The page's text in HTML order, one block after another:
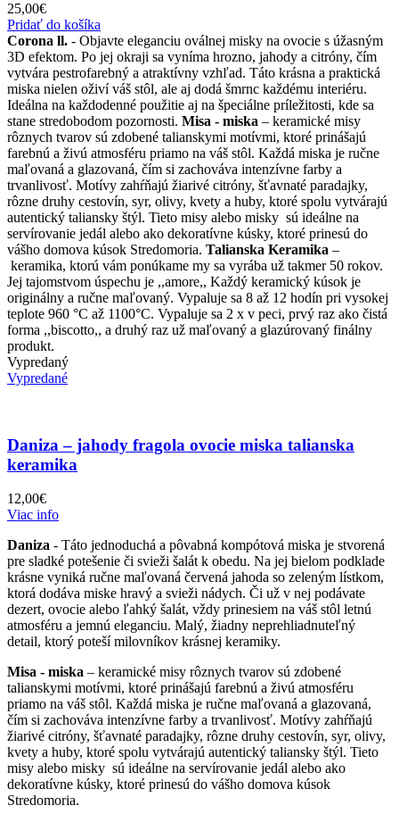
25,00€
Pridať do košíka
Corona ll. - Objavte eleganciu oválnej misky na ovocie s úžasným
3D efektom. Po jej okraji sa vyníma hrozno, jahody a citróny, čím
vytvára pestrofarebný a atraktívny vzhľad. Táto krásna a praktická
miska nielen oživí váš stôl, ale aj dodá šmrnc každému interiéru.
Ideálna na každodenné použitie aj na špeciálne príležitosti, kde sa
stane stredobodom pozornosti. Misa - miska – keramické misy
rôznych tvarov sú zdobené talianskymi motívmi, ktoré prinášajú
farebnú a živú atmosféru priamo na váš stôl. Každá miska je ručne
maľovaná a glazovaná, čím si zachováva intenzívne farby a
trvanlivosť. Motívy zahŕňajú žiarivé citróny, šťavnaté paradajky,
rôzne druhy cestovín, syr, olivy, kvety a huby, ktoré spolu vytvárajú
autentický taliansky štýl. Tieto misy alebo misky sú ideálne na
servírovanie jedál alebo ako dekoratívne kúsky, ktoré prinesú do
vášho domova kúsok Stredomoria. Talianska Keramika –
keramika, ktorú vám ponúkame my sa vyrába už takmer 50 rokov.
Jej tajomstvom úspechu je ,,amore,, Každý keramický kúsok je
originálny a ručne maľovaný. Vypaluje sa 8 až 12 hodín pri vysokej
teplote 960 °C až 1100°C. Vypaluje sa 2 x v peci, prvý raz ako čistá
forma ,,biscotto,, a druhý raz už maľovaný a glazúrovaný finálny
produkt.
Vypredaný
Vypredané
Daniza – jahody fragola ovocie miska talianska
keramika
12,00€
Viac info
Daniza - Táto jednoduchá a pôvabná kompótová miska je stvorená
pre sladké potešenie či svieži šalát k obedu. Na jej bielom podklade
krásne vyniká ručne maľovaná červená jahoda so zeleným lístkom,
ktorá dodáva miske hravý a svieži nádych. Či už v nej podávate
dezert, ovocie alebo ľahký šalát, vždy prinesiem na váš stôl letnú
atmosféru a jemnú eleganciu. Malý, žiadny neprehliadnuteľný
detail, ktorý poteší milovníkov krásnej keramiky.
Misa - miska – keramické misy rôznych tvarov sú zdobené
talianskymi motívmi, ktoré prinášajú farebnú a živú atmosféru
priamo na váš stôl. Každá miska je ručne maľovaná a glazovaná,
čím si zachováva intenzívne farby a trvanlivosť. Motívy zahŕňajú
žiarivé citróny, šťavnaté paradajky, rôzne druhy cestovín, syr, olivy,
kvety a huby, ktoré spolu vytvárajú autentický taliansky štýl. Tieto
misy alebo misky sú ideálne na servírovanie jedál alebo ako
dekoratívne kúsky, ktoré prinesú do vášho domova kúsok
Stredomoria.